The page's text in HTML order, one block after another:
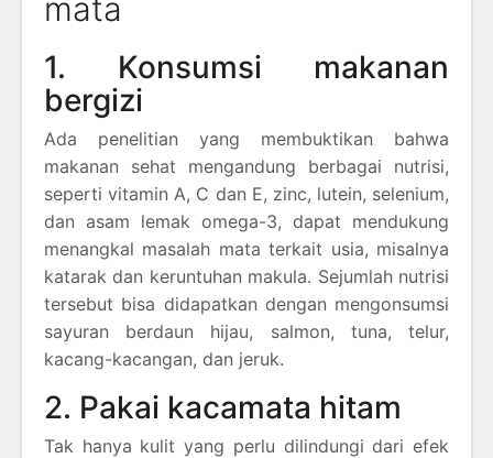
mata
1. Konsumsi makanan
bergizi
Ada penelitian yang membuktikan bahwa
makanan sehat mengandung berbagai nutrisi,
seperti vitamin A, C dan E, zinc, lutein, selenium,
dan asam lemak omega-3, dapat mendukung
menangkal masalah mata terkait usia, misalnya
katarak dan keruntuhan makula. Sejumlah nutrisi
tersebut bisa didapatkan dengan mengonsumsi
sayuran berdaun hijau, salmon, tuna, telur,
kacang-kacangan, dan jeruk.
2. Pakai kacamata hitam
Tak hanya kulit yang perlu dilindungi dari efek